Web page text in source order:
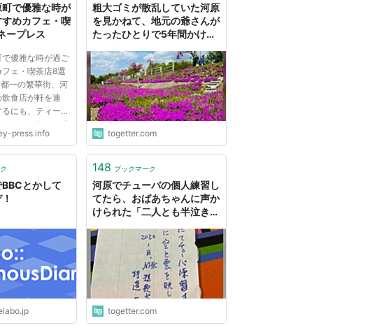
で優雅な時が
めカフェ・喫
ープレス
優雅な時が過ご
ェ・喫茶店8選
一の繁華街、河
食店が軒を連
にも、ティータ
もどこに行けば迷
。そこで今回
。必ずあなたの
press.info
粗大ゴミが散乱していた河原
を見かねて、地元の爺さんが
たったひとりで5年間かけて
光客が訪れるようになった
togetter.com
とかして
148 ブックマーク
河原でチューバの個人練習し
てたら、おばあちゃんに声か
けられた「二人とも半泣きで
togetter.com